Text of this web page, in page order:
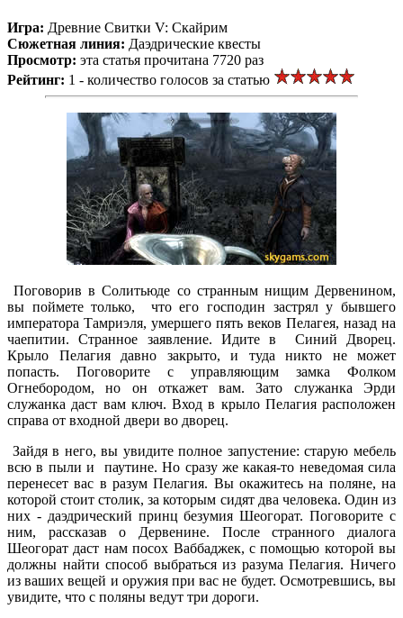
Игра: Древние Свитки V: Скайрим
Сюжетная линия: Даэдрические квесты
Просмотр: эта статья прочитана 7720 раз
Рейтинг: 1 - количество голосов за статью
Поговорив в Солитьюде со странным нищим Дервенином,
вы поймете только, что его господин застрял у бывшего
императора Тамриэля, умершего пять веков Пелагея, назад на
чаепитии. Странное заявление. Идите в Синий Дворец.
Крыло Пелагия давно закрыто, и туда никто не может
попасть. Поговорите с управляющим замка Фолком
Огнебородом, но он откажет вам. Зато служанка Эрди
служанка даст вам ключ. Вход в крыло Пелагия расположен
справа от входной двери во дворец.
Зайдя в него, вы увидите полное запустение: старую мебель
всю в пыли и паутине. Но сразу же какая-то неведомая сила
перенесет вас в разум Пелагия. Вы окажитесь на поляне, на
которой стоит столик, за которым сидят два человека. Один из
них - даэдрический принц безумия Шеогорат. Поговорите с
ним, рассказав о Дервенине. После странного диалога
Шеогорат даст нам посох Ваббаджек, с помощью которой вы
должны найти способ выбраться из разума Пелагия. Ничего
из ваших вещей и оружия при вас не будет. Осмотревшись, вы
увидите, что с поляны ведут три дороги.